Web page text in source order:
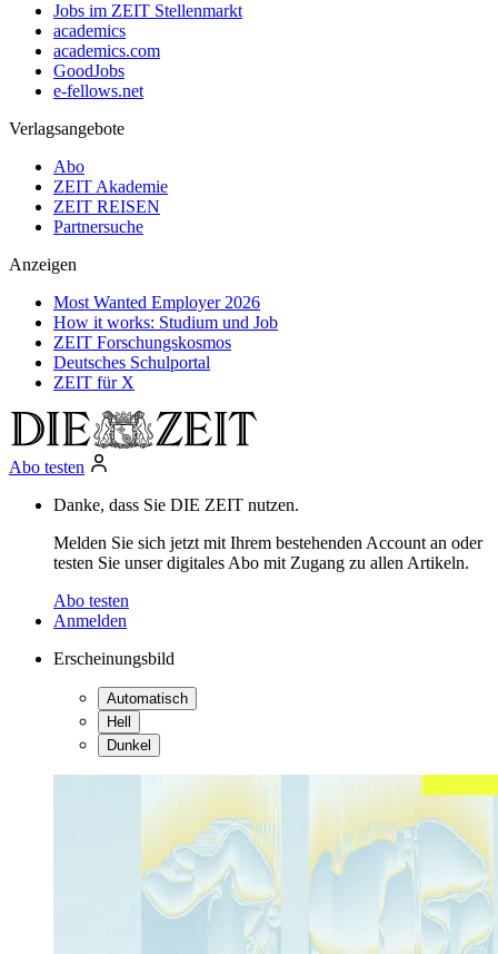
Jobs im ZEIT Stellenmarkt
academics
academics.com
GoodJobs
e-fellows.net
Verlagsangebote
Abo
ZEIT Akademie
ZEIT REISEN
Partnersuche
Anzeigen
Most Wanted Employer 2026
How it works: Studium und Job
ZEIT Forschungskosmos
Deutsches Schulportal
ZEIT für X
Abo testen
Danke, dass Sie DIE ZEIT nutzen.
Melden Sie sich jetzt mit Ihrem bestehenden Account an oder
testen Sie unser digitales Abo mit Zugang zu allen Artikeln.
Abo testen
Anmelden
Erscheinungsbild
Automatisch
Hell
Dunkel